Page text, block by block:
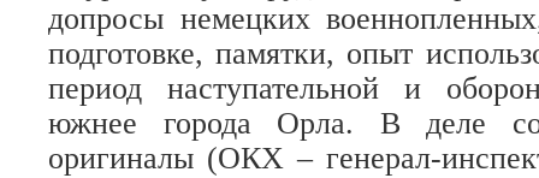
допросы немецких
подготовке, памятки, опыт
период наступательной и
южнее города Орла. В деле
оригиналы (ОКХ – генерал-